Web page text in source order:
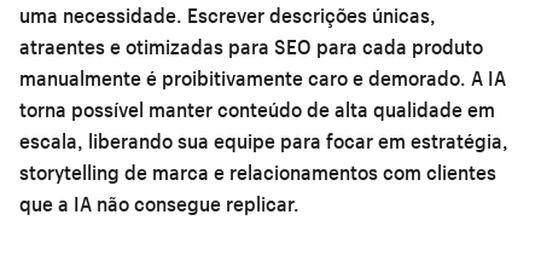
uma necessidade. Escrever descrições únicas,
atraentes e otimizadas para SEO para cada produto
manualmente é proibitivamente caro e demorado. A IA
torna possível manter conteúdo de alta qualidade em
escala, liberando sua equipe para focar em estratégia,
storytelling de marca e relacionamentos com clientes
que a IA não consegue replicar.